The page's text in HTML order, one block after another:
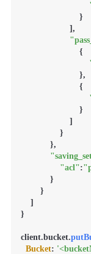
                        }
                    ],
                        {
                        },
                        {
                        }
                    ]
                }
            },
"acl":
            }
        }
    ]
}
client.bucket.
Bucket: